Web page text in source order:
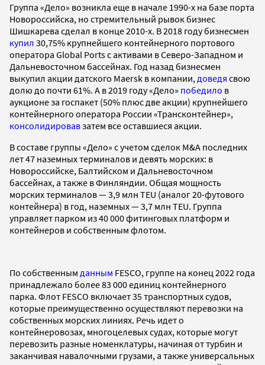
Группа «Дело» возникла еще в начале 1990-х на базе порта
Новороссийска, но стремительный рывок бизнес
Шишкарева сделал в конце 2010-х. В 2018 году бизнесмен
купил 30,75% крупнейшего контейнерного портового
оператора Global Ports с активами в Северо-Западном и
Дальневосточном бассейнах. Год назад бизнесмен
выкупил акции датского Maersk в компании, доведя свою
долю до почти 61%. А в 2019 году «Дело» победило в
аукционе за госпакет (50% плюс две акции) крупнейшего
контейнерного оператора России «Трансконтейнер»,
консолидировавзатем все оставшиеся акции.
В составе группы «Дело» с учетом сделок M&A последних
лет 47 наземных терминалов и девять морских: в
Новороссийске, Балтийском и Дальневосточном
бассейнах, а также в Финляндии. Общая мощность
морских терминалов — 3,9 млн TEU (аналог 20-футового
контейнера) в год, наземных — 3,7 млн TEU. Группа
управляет парком из 40 000 фитинговых платформ и
контейнеров и собственным флотом.
По собственным данным FESCO, группе на конец 2022 года
принадлежало более 83 000 единиц контейнерного
парка. Флот FESCO включает 35 транспортных судов,
которые преимущественно осуществляют перевозки на
собственных морских линиях. Речь идет о
контейнеровозах, многоцелевых судах, которые могут
перевозить разные номенклатуры, начиная от турбин и
заканчивая навалочными грузами, а также универсальных